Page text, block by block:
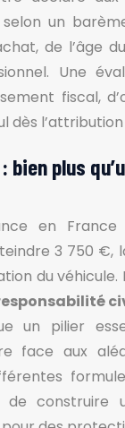
selon un
de l’âge
Une
fiscal,
dès l’attribution
bien plus
en
3 750 €,
du véhicule.
un pilier
face aux
construire